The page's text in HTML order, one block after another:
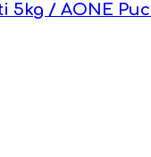
5kg / AONE